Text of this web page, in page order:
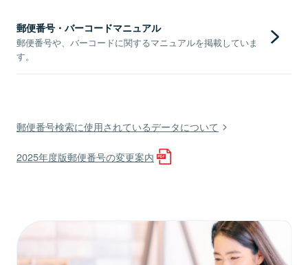
郵便番号・バーコードマニュアル
郵便番号や、バーコードに関するマニュアルを掲載していま
す。
郵便番号検索に使用されているデータについて
2025年度版郵便番号の変更案内